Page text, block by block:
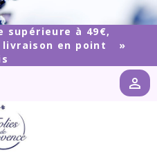
supérieure à 49€,
en point
